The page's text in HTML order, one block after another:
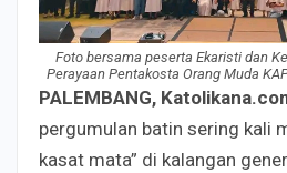
Foto bersama peserta Ekaristi dan
Perayaan Pentakosta Orang Muda
PALEMBANG,
pergumulan batin sering kali
kasat mata” di kalangan